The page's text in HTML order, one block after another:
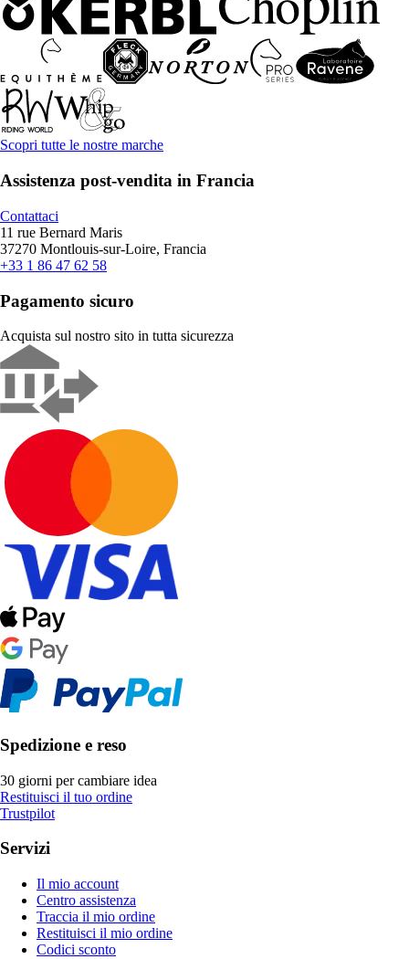
Scopri tutte le nostre marche
Assistenza post-vendita in Francia
Contattaci
11 rue Bernard Maris
37270 Montlouis-sur-Loire, Francia
+33 1 86 47 62 58
Pagamento sicuro
Acquista sul nostro sito in tutta sicurezza
Spedizione e reso
30 giorni per cambiare idea
Restituisci il tuo ordine
Trustpilot
Servizi
Il mio account
Centro assistenza
Traccia il mio ordine
Restituisci il mio ordine
Codici sconto